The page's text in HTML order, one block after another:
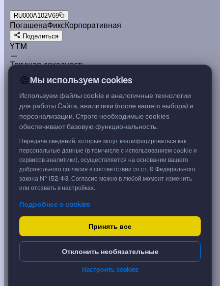
RU000A102V69
ПогашенаФиксКорпоративная
Поделиться
YTM
—
Текущая доходность
G спред
Срок, лет
0,00
Дюрация, лет
Рейтинг
Тип
Корпоративная
Доходность и цена
YTM от Мосбиржи ?
0,00 %
Реальная доходность (с инфляцией)
?
***
Срок обращения, лет
?
0
🍪Мы используем cookies
Используем файлы cookie и аналогичные технологии
для работы Сайта, аналитики (после вашего выбора) и
персонализации. Строго необходимые cookies
обеспечивают базовую функциональность.
Передача сведений, которые могут квалифицироваться как
персональные данные (в том числе с использованием cookie и
сервисов аналитики), осуществляется на основании вашего
добровольного согласия в соответствии со ст. 9 Федерального
закона № 152-ФЗ. Согласие можно в любой момент изменить
или отозвать в настройках.
Подробнее о cookies
Принять все
Отклонить необязательные
Настроить cookies